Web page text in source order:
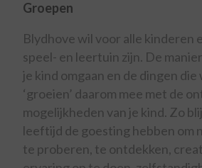
Groepen
Blydhove wil voor alle kinderen
speel- en leertuin zijn. De
je kind omgaan en de dingen die
‘groeien’ daarom mee met de
mogelijkheden van je kind. Zo
leeftijd de goesting hebben om
te proberen, te ontdekken,